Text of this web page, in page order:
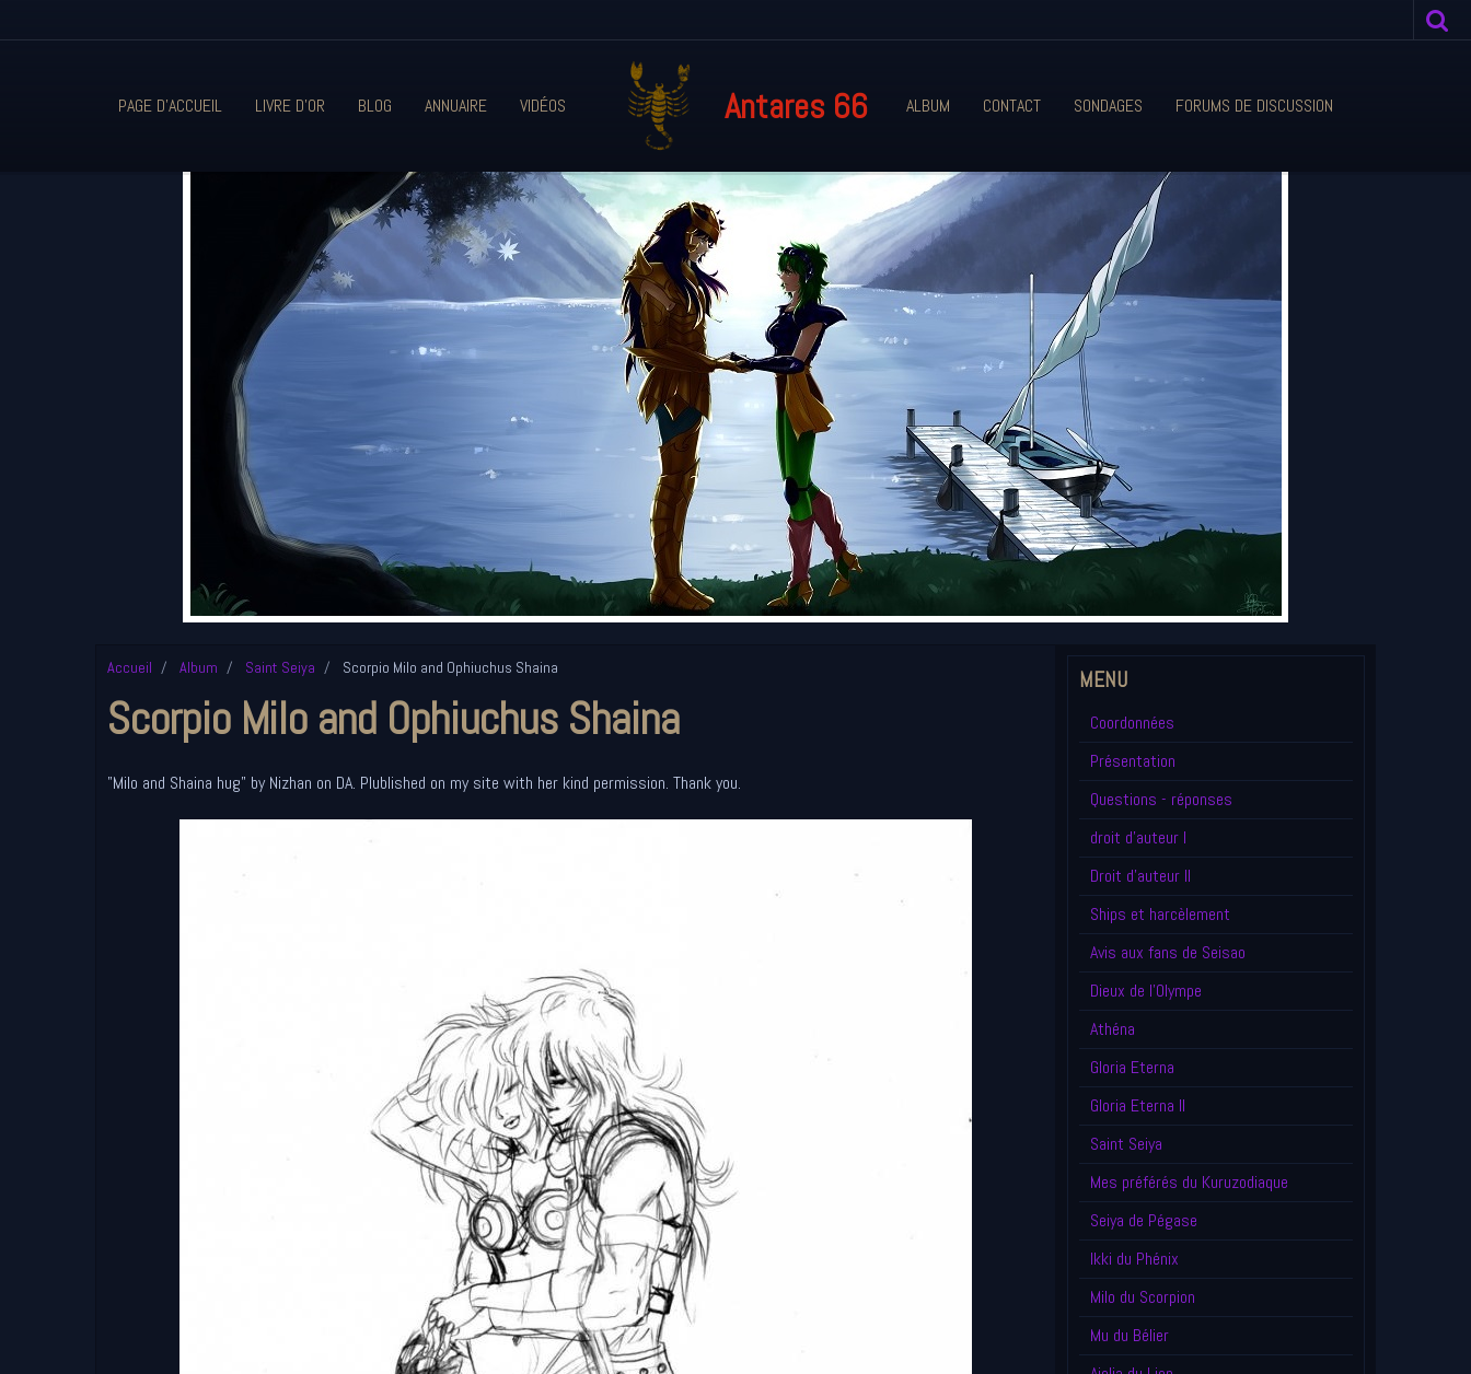
PAGE D'ACCUEIL LIVRE D'OR BLOG ANNUAIRE VIDÉOS Antares 66 ALBUM CONTACT SONDAGES FORUMS DE DISCUSSION
Accueil Album Saint Seiya Scorpio Milo and Ophiuchus Shaina
Scorpio Milo and Ophiuchus Shaina
"Milo and Shaina hug" by Nizhan on DA. Plublished on my site with her kind permission. Thank you.
MENU
Coordonnées
Présentation
Questions - réponses
droit d'auteur I
Droit d'auteur II
Ships et harcèlement
Avis aux fans de Seisao
Dieux de l'Olympe
Athéna
Gloria Eterna
Gloria Eterna II
Saint Seiya
Mes préférés du Kuruzodiaque
Seiya de Pégase
Ikki du Phénix
Milo du Scorpion
Mu du Bélier